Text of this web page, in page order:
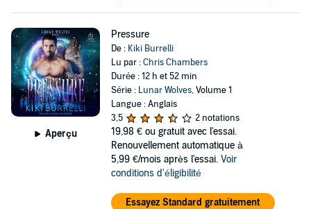
Aperçu
Pressure
De : Kiki Burrelli
Lu par :Chris Chambers
Durée : 12 h et 52 min
Série : Lunar Wolves, Volume 1
Langue : Anglais
3,5
2 notations
19,98 € ou gratuit avec l'essai.
Renouvellement automatique à
5,99 €/mois après l'essai. Voir
conditions d'éligibilité
Essayez Standard gratuitement